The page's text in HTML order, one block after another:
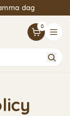
dag
nyhetsbrev
0